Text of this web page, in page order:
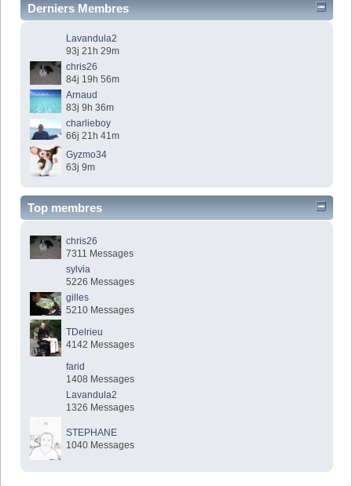
Derniers Membres
Lavandula2
93j 21h 29m
chris26
84j 19h 56m
Arnaud
83j 9h 36m
charlieboy
66j 21h 41m
Gyzmo34
63j 9m
Top membres
chris26
7311 Messages
sylvia
5226 Messages
gilles
5210 Messages
TDelrieu
4142 Messages
farid
1408 Messages
Lavandula2
1326 Messages
STEPHANE
1040 Messages